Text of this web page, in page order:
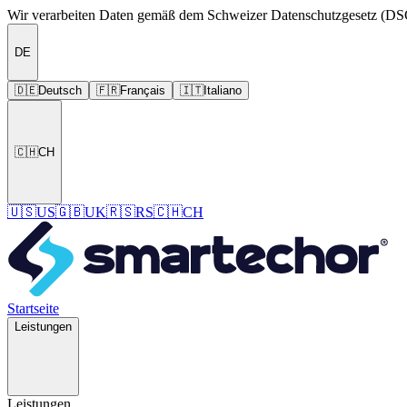
Wir verarbeiten Daten gemäß dem Schweizer Datenschutzgesetz
DE
🇩🇪Deutsch 🇫🇷Français 🇮🇹Italiano
🇨🇭CH
🇺🇸US🇬🇧UK🇷🇸RS🇨🇭CH
Startseite
Leistungen
Leistungen